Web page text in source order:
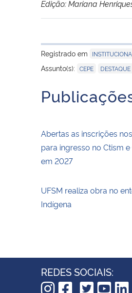
Edição: Mariana
Registrado em
Assunto(s): CEPE
Abertas as inscrições
para ingresso no Ctism
em 2027
UFSM realiza obra no
Indígena
REDES SOCIAIS: